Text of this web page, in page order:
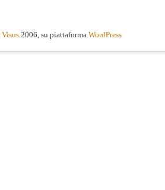
Visus 2006, su piattaforma WordPress